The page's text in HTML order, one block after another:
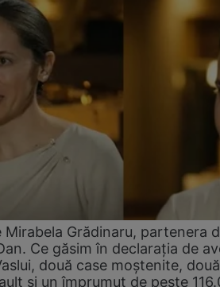
Grădinaru, partenera
Ce găsim în declarația de
două case moștenite, două
și un împrumut de peste